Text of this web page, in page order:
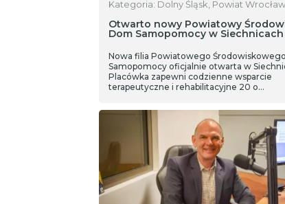
Kategoria: Dolny Śląsk, Powiat
Otwarto nowy Powiatowy
Dom Samopomocy w Siechnicach
Nowa filia Powiatowego
Samopomocy oficjalnie otwarta w
Placówka zapewni codzienne wsparcie
terapeutyczne i rehabilitacyjne 20 o…